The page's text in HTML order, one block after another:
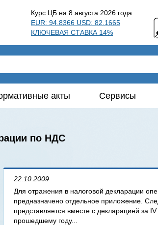
Курс ЦБ на 8 августа 2026 года
EUR: 94.8366 USD: 82.1665
КЛЮЧЕВАЯ СТАВКА 14%
акты Сервисы
по НДС
22.10.2009
Для отражения в налоговой декларации
предназначено отдельное приложение.
представляется вместе с декларацией за
прошедшему году...